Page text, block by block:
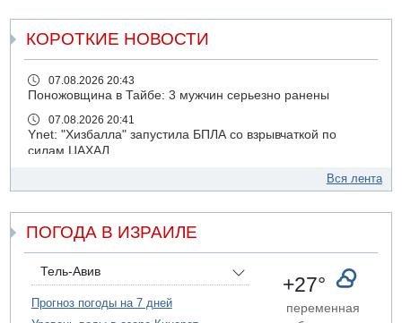
КОРОТКИЕ НОВОСТИ
07.08.2026 20:43
Поножовщина в Тайбе: 3 мужчин серьезно ранены
07.08.2026 20:41
Ynet: "Хизбалла" запустила БПЛА со взрывчаткой по
силам ЦАХАЛ
ДТП в Ашдоде: тяжело ранены двое маленьких детей
07.08.2026 19:14
Скончался водитель, врезавшийся в стену в
Иерусалиме
07.08.2026 17:57
Подозреваемый в домогательствах в хостеле - Гильбоа
Дахан
Вся лента
ПОГОДА В ИЗРАИЛЕ
Тель-Авив
Прогноз погоды на 7 дней
+27°
переменная